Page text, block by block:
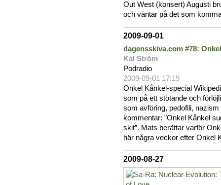
Out West (konsert) Augusti
och väntar på det som
2009-09-01
dagensskiva.com #78:
Kal Ström
Podradio
2009-09-01 17:19
Onkel Kånkel-special
som på ett stötande och
som avföring, pedofili,
kommentar: ”Onkel Kånkel
skit”. Mats berättar varför
här några veckor efter Onkel
2009-08-27